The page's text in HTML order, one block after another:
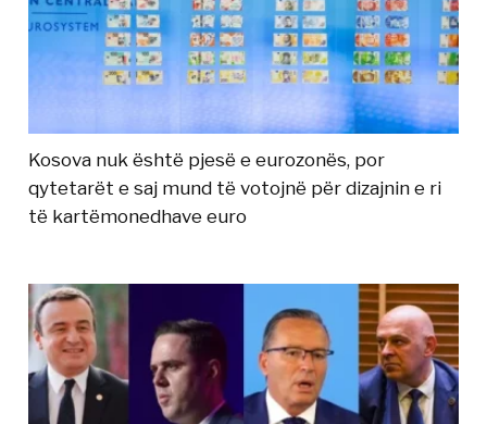
Kosova nuk është pjesë e eurozonës, por
qytetarët e saj mund të votojnë për dizajnin e ri
të kartëmonedhave euro